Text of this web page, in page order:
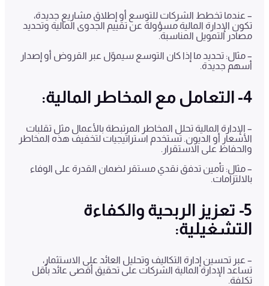
– عندما تخطط الشركات للتوسع أو إطلاق مشاريع جديدة،
تكون الإدارة المالية مسؤولة عن تقييم الجدوى المالية وتحديد
مصادر التمويل المناسبة.
– مثال: تحديد ما إذا كان التوسع سيموّل عبر القروض أو إصدار
أسهم جديدة.
4- التعامل مع المخاطر المالية:
– الإدارة المالية تحلل المخاطر المرتبطة بالأعمال مثل تقلبات
الأسعار أو الديون. تستخدم استراتيجيات لتخفيف هذه المخاطر
والحفاظ على الاستقرار.
– مثال: تأمين تدفق نقدي مستقر لضمان القدرة على الوفاء
بالالتزامات.
5- تعزيز الربحية والكفاءة
التشغيلية:
– عبر تحسين إدارة التكاليف وتحليل العائد على الاستثمار،
تساعد الإدارة المالية الشركات على تحقيق أقصى عائد بأقل
تكلفة.